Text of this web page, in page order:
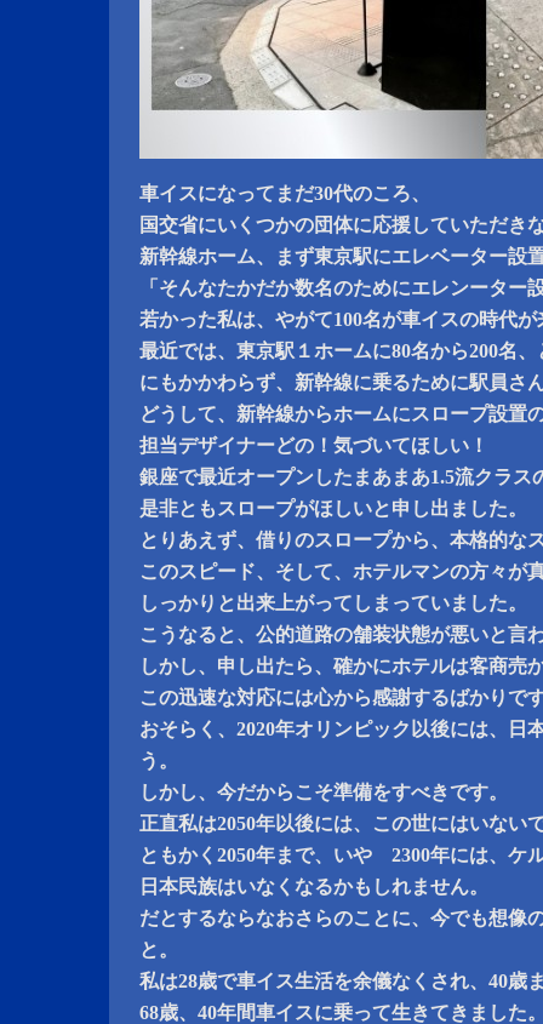
車イスになってまだ30代のころ、
国交省にいくつかの団体に応援していただき
新幹線ホーム、まず東京駅にエレベーター設
「そんなたかだか数名のためにエレンーター
若かった私は、やがて100名が車イスの時代
最近では、東京駅１ホームに80名から200名
にもかかわらず、新幹線に乗るために駅員さ
どうして、新幹線からホームにスロープ設置
担当デザイナーどの！気づいてほしい！
銀座で最近オープンしたまあまあ1.5流クラス
是非ともスロープがほしいと申し出ました。
とりあえず、借りのスロープから、本格的な
このスピード、そして、ホテルマンの方々が
しっかりと出来上がってしまっていました。
こうなると、公的道路の舗装状態が悪いと言
しかし、申し出たら、確かにホテルは客商売
この迅速な対応には心から感謝するばかりで
おそらく、2020年オリンピック以後には、日
う。
しかし、今だからこそ準備をすべきです。
正直私は2050年以後には、この世にはいない
ともかく2050年まで、いや 2300年には、ケ
日本民族はいなくなるかもしれません。
だとするならなおさらのことに、今でも想像
と。
私は28歳で車イス生活を余儀なくされ、40歳
68歳、40年間車イスに乗って生きてきました